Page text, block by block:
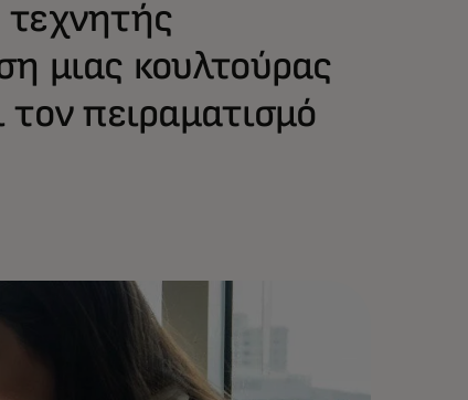
τεχνητής
μιας κουλτούρας
πειραματισμό